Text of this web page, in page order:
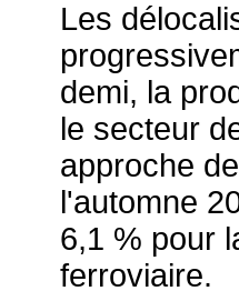
Les
demi, la
le secteur
approche
l'automne
6,1 % pour
ferroviaire.